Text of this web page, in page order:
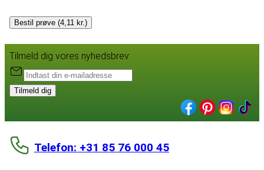
Bestil prøve (4,11 kr.)
Tilmeld dig vores nyhedsbrev:
Tilmeld dig
Telefon: +31 85 76 000 45